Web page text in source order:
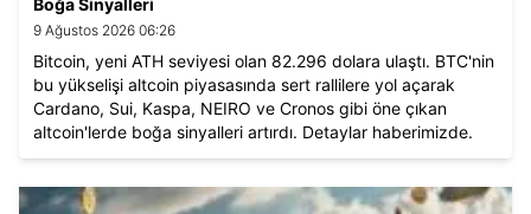
9 Ağustos 2026 06:26
Bitcoin, yeni ATH seviyesi olan 82.296 dolara ulaştı. BTC'nin
bu yükselişi altcoin piyasasında sert rallilere yol açarak
Cardano, Sui, Kaspa, NEIRO ve Cronos gibi öne çıkan
altcoin'lerde boğa sinyalleri artırdı. Detaylar haberimizde.